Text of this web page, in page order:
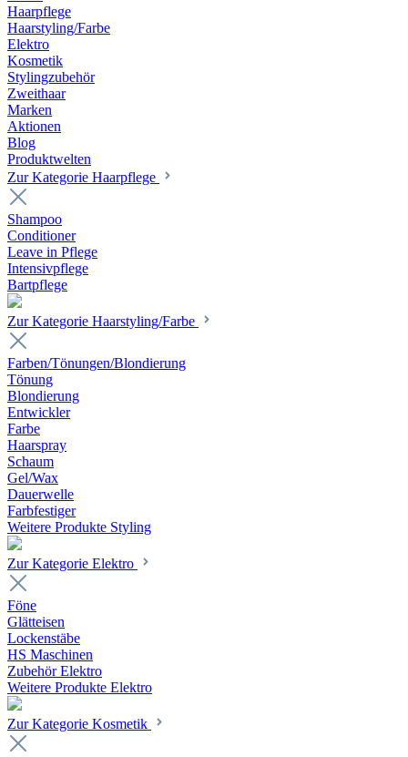
Haarpflege
Haarstyling/Farbe
Elektro
Kosmetik
Stylingzubehör
Zweithaar
Marken
Aktionen
Blog
Produktwelten
Zur Kategorie Haarpflege
Shampoo
Conditioner
Leave in Pflege
Intensivpflege
Bartpflege
Zur Kategorie Haarstyling/Farbe
Farben/Tönungen/Blondierung
Tönung
Blondierung
Entwickler
Farbe
Haarspray
Schaum
Gel/Wax
Dauerwelle
Farbfestiger
Weitere Produkte Styling
Zur Kategorie Elektro
Föne
Glätteisen
Lockenstäbe
HS Maschinen
Zubehör Elektro
Weitere Produkte Elektro
Zur Kategorie Kosmetik